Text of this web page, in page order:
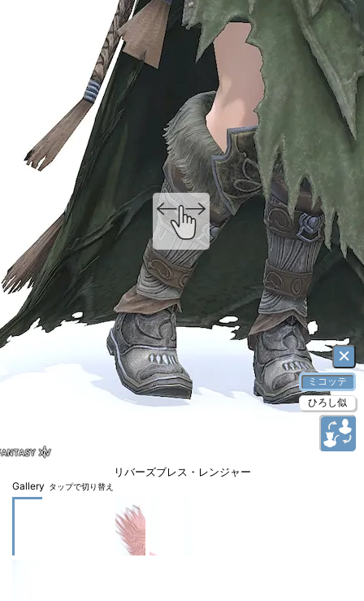
リバーズブレス・レンジャー
×
ミコッテ
ひろし似
Gallery タップで切り替え